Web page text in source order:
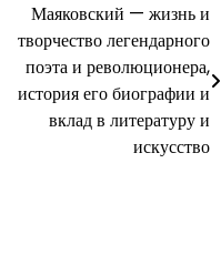
Маяковский — жизнь и
творчество легендарного
поэта и революционера,
история его биографии и
вклад в литературу и
искусство